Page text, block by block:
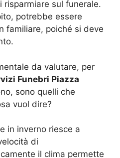
risparmiare sul funerale.
potrebbe essere
familiare, poiché si deve
da valutare, per
Funebri Piazza
sono quelli che
vuol dire?
in inverno riesce a
di
il clima permette